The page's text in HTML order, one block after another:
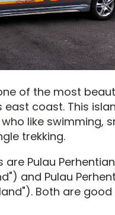
of the most
east coast. This
like swimming,
trekking.
Pulau
and Pulau
Both are